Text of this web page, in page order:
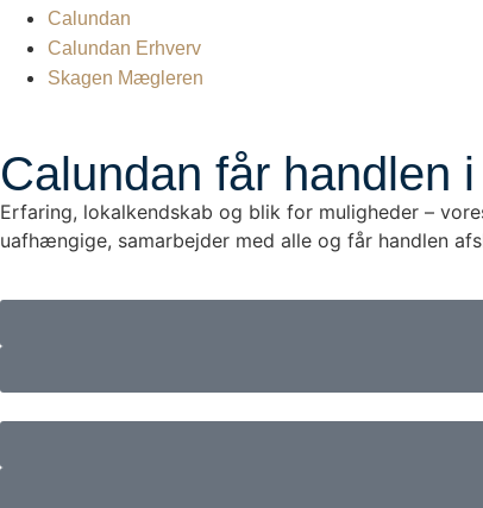
Calundan
Calundan Erhverv
Skagen Mægleren
Calundan får handlen
Erfaring, lokalkendskab og blik for muligheder –
uafhængige, samarbejder med alle og får handlen